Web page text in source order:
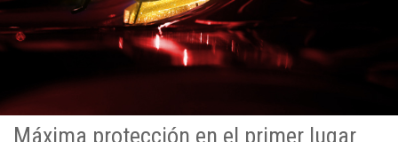
Máxima protección en el primer lugar